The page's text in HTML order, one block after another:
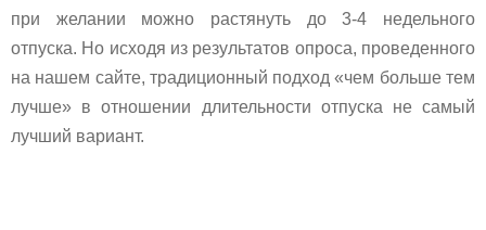
при желании можно растянуть до 3-4 недельного
отпуска. Но исходя из результатов опроса, проведенного
на нашем сайте, традиционный подход «чем больше тем
лучше» в отношении длительности отпуска не самый
лучший вариант.